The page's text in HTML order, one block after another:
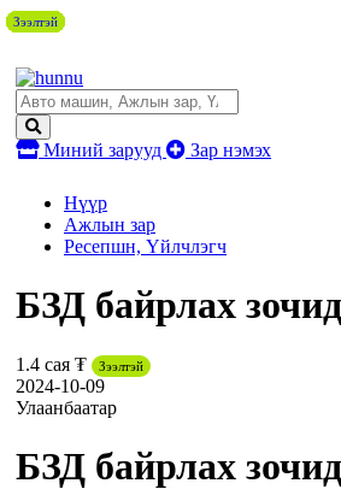
Миний зарууд Зар нэмэх
Нүүр
Ажлын зар
Ресепшн, Үйлчлэгч
БЗД байрлах
1.4 сая ₮ Зээлтэй
2024-10-09
Улаанбаатар
БЗД байрлах
Зээлтэй
Зээлтэй
Зээлтэй
Зээлтэй
Зээлтэй
Зээлтэй
Зээлтэй
Зээлтэй
Зээлтэй